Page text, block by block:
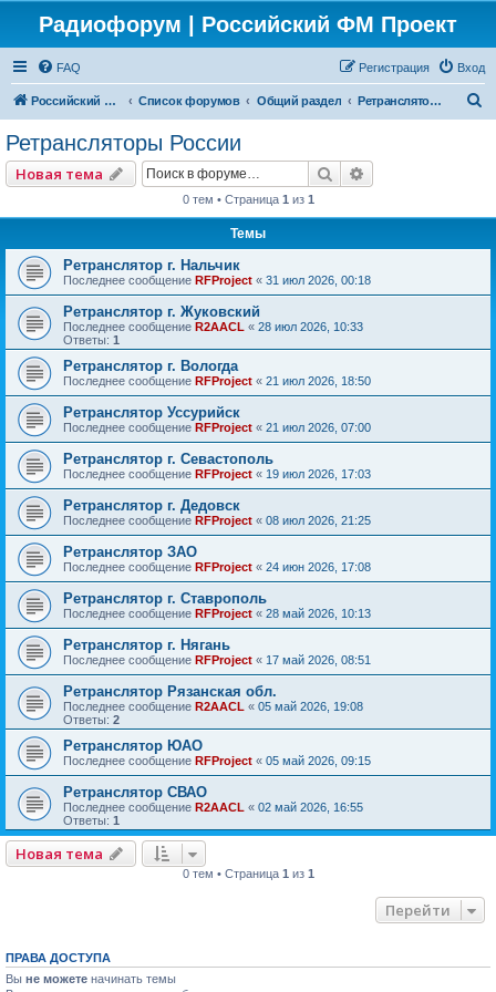
Радиофорум | Российский ФМ Проект
FAQ Вход
Регистрация
Российский ФМ проект Список форумов Общий раздел Ретрансляторы России
Ретрансляторы России
Новая тема Поиск
0 тем • Страница 1 из 1
Темы
Ретранслятор г. Нальчик
Последнее сообщение RFProject « 31 июл 2026, 00:18
Ретранслятор г. Жуковский
Последнее сообщение R2AACL « 28 июл 2026, 10:33
Ответы: 1
Ретранслятор г. Вологда
Последнее сообщение RFProject « 21 июл 2026, 18:50
Ретранслятор Уссурийск
Последнее сообщение RFProject « 21 июл 2026, 07:00
Ретранслятор г. Севастополь
Последнее сообщение RFProject « 19 июл 2026, 17:03
Ретранслятор г. Дедовск
Последнее сообщение RFProject « 08 июл 2026, 21:25
Ретранслятор ЗАО
Последнее сообщение RFProject « 24 июн 2026, 17:08
Ретранслятор г. Ставрополь
Последнее сообщение RFProject « 28 май 2026, 10:13
Ретранслятор г. Нягань
Последнее сообщение RFProject « 17 май 2026, 08:51
Ретранслятор Рязанская обл.
Последнее сообщение R2AACL « 05 май 2026, 19:08
Ответы: 2
Ретранслятор ЮАО
Последнее сообщение RFProject « 05 май 2026, 09:15
Ретранслятор СВАО
Последнее сообщение R2AACL « 02 май 2026, 16:55
Ответы: 1
Новая тема
0 тем • Страница 1 из 1
Перейти
ПРАВА ДОСТУПА
Вы не можете начинать темы